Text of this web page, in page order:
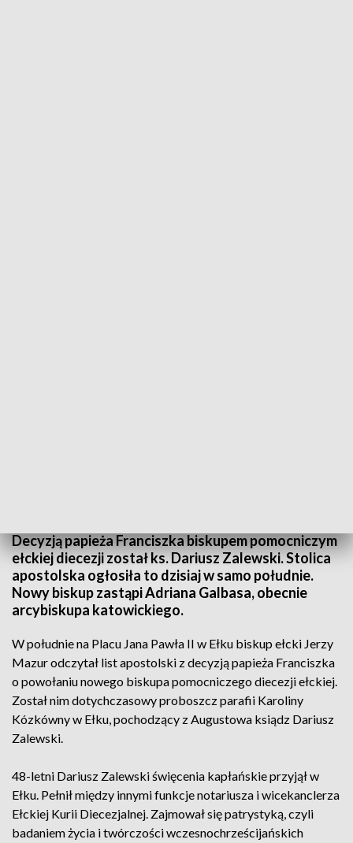
Decyzją papieża Franciszka biskupem pomocniczym
ełckiej diecezji został ks. Dariusz Zalewski. Stolica
apostolska ogłosiła to dzisiaj w samo południe.
Nowy biskup zastąpi Adriana Galbasa, obecnie
arcybiskupa katowickiego.
W południe na Placu Jana Pawła II w Ełku biskup ełcki Jerzy
Mazur odczytał list apostolski z decyzją papieża Franciszka
o powołaniu nowego biskupa pomocniczego diecezji ełckiej.
Został nim dotychczasowy proboszcz parafii Karoliny
Kózkówny w Ełku, pochodzący z Augustowa ksiądz Dariusz
Zalewski.
48-letni Dariusz Zalewski święcenia kapłańskie przyjął w
Ełku. Pełnił między innymi funkcje notariusza i wicekanclerza
Ełckiej Kurii Diecezjalnej. Zajmował się patrystyką, czyli
badaniem życia i twórczości wczesnochrześcijańskich